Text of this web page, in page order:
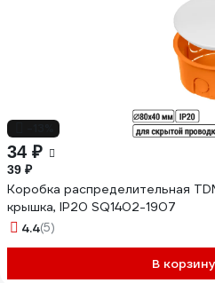
34 ₽
39 ₽
Коробка распределительная
крышка, IP20 SQ1402-1907
4.4(5)
В